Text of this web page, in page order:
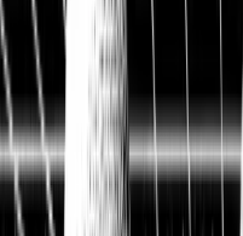
Kostenlos Aktien analysieren